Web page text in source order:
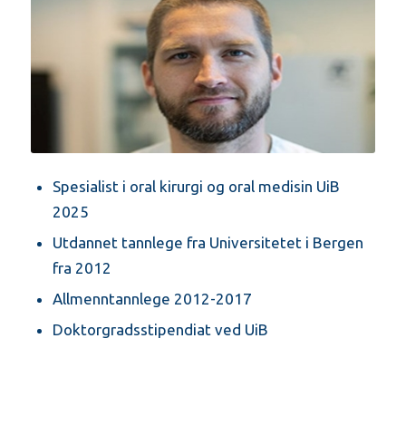
Spesialist i oral kirurgi og oral medisin UiB
2025
Utdannet tannlege fra Universitetet i Bergen
fra 2012
Allmenntannlege 2012-2017
Doktorgradsstipendiat ved UiB